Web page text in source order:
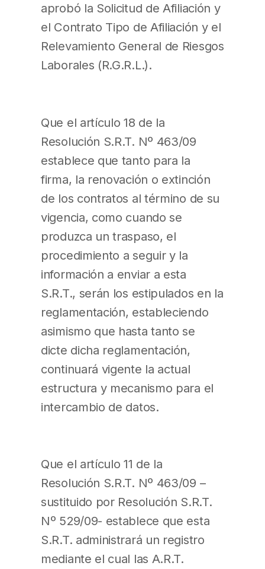
aprobó la Solicitud de Afiliación y
el Contrato Tipo de Afiliación y el
Relevamiento General de Riesgos
Laborales (R.G.R.L.).
Que el artículo 18 de la
Resolución S.R.T. Nº 463/09
establece que tanto para la
firma, la renovación o extinción
de los contratos al término de su
vigencia, como cuando se
produzca un traspaso, el
procedimiento a seguir y la
información a enviar a esta
S.R.T., serán los estipulados en la
reglamentación, estableciendo
asimismo que hasta tanto se
dicte dicha reglamentación,
continuará vigente la actual
estructura y mecanismo para el
intercambio de datos.
Que el artículo 11 de la
Resolución S.R.T. Nº 463/09 –
sustituido por Resolución S.R.T.
Nº 529/09- establece que esta
S.R.T. administrará un registro
mediante el cual las A.R.T.